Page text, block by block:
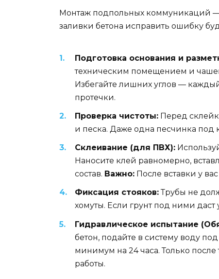
Монтаж подпольных коммуникаций —
заливки бетона исправить ошибку
Подготовка основания и
техническим помещением и
Избегайте лишних углов —
протечки.
Проверка чистоты: Перед
и песка. Даже одна песчинка под
Склеивание (для ПВХ):
Наносите клей равномерно,
состав. Важно: После вставки у
Фиксация стояков:Трубы не
хомуты. Если грунт под ними
Гидравлическое испытание
бетон, подайте в систему воду
минимум на 24 часа. Только
работы.